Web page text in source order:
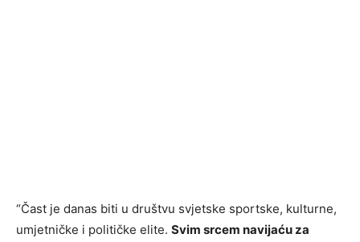
“Čast je danas biti u društvu svjetske sportske, kulturne,
umjetničke i političke elite. Svim srcem navijaću za